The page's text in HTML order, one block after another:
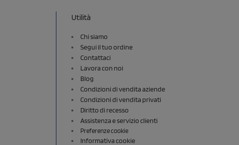
Utilità
Chi siamo
Segui il tuo ordine
Contattaci
Lavora con noi
Blog
Condizioni di vendita aziende
Condizioni di vendita privati
Diritto di recesso
Assistenza e servizio clienti
Preferenze cookie
Informativa cookie